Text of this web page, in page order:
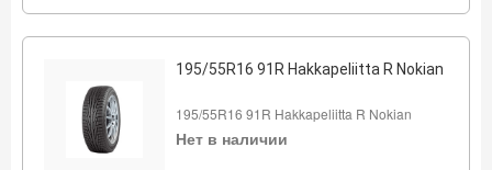
195/55R16 91R Hakkapeliitta R Nokian
195/55R16 91R Hakkapeliitta R Nokian
Нет в наличии